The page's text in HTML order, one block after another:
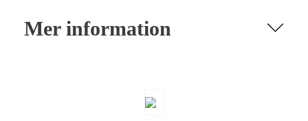
Mer information